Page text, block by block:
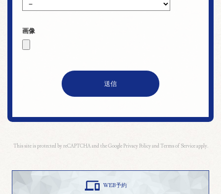
This site is protected by reCAPTCHA and the GooglePrivacy PolicyandTerms of Serviceapply.
 WEB予約